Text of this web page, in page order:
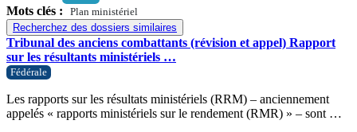
Mots clés : Plan ministériel
Recherchez des dossiers similaires
Tribunal des anciens combattants (révision et appel) Rapport
sur les résultants ministériels …
Fédérale
Les rapports sur les résultats ministériels (RRM) – anciennement
appelés « rapports ministériels sur le rendement (RMR) » – sont …